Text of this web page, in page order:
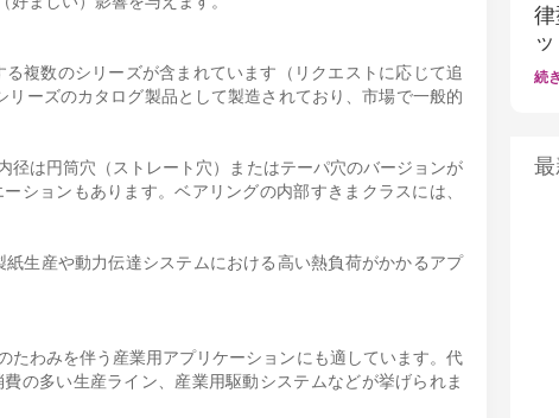
複数のシリーズが含まれています（リクエストに応じて追
ーズのカタログ製品として製造されており、市場で一般的
は円筒穴（ストレート穴）またはテーパ穴のバージョンが
ションもあります。ベアリングの内部すきまクラスには、
生産や動力伝達システムにおける高い熱負荷がかかるアプ
わみを伴う産業用アプリケーションにも適しています。代
の多い生産ライン、産業用駆動システムなどが挙げられま
続